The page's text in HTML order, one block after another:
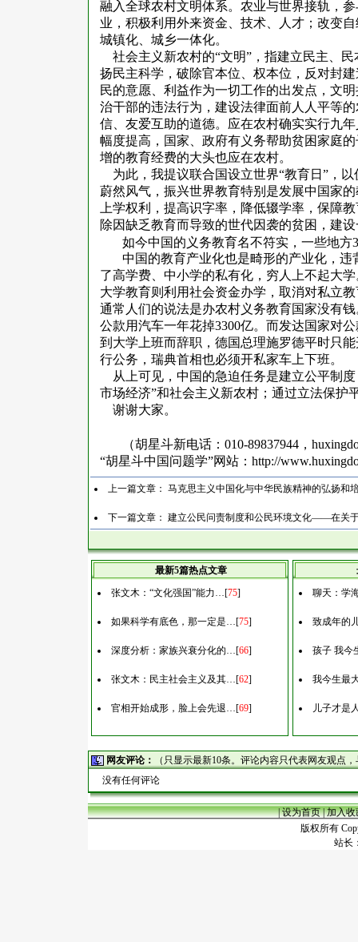
融入全球农村文明体系。农业与世界接轨，
业，积极利用外来资金、技术、人才；改变
城镇化、城乡一体化。
社会主义新农村的“文明”，指建立民主、
扬民主科学，破除官本位、权本位，反对封
民的意愿、利益作为一切工作的出发点，文
治干部的违法行为，建设法律面前人人平等
信、友爱互助的道德。应在农村确实实行九
幅度提高，国家、政府有义务帮助贫困家庭
增的教育经费的大头也应在农村。
为此，我提议联合国设立世界“教育日”，
蔚然风气，振兴世界教育特别是发展中国家
上学权利，提高识字率，降低辍学率，保障
除因缺乏教育而导致的世代因袭的贫困，建
如今中国的义务教育名不符实，一些地方
中国的教育产业化也是畸形的产业化，
了高学费、中小学的私有化，穷人上不起大
大学教育则利用社会资金办学，取消对私立
通常人们的说法是办农村义务教育国家没有
公款用汽车一年花掉3300亿。而发达国家对
到大学上班而辞职，德国总理施罗德平时只
行公务，瑞典首相也必须开私家车上下班。
从上可见，中国的急迫任务是建立公平制
市场经济”和社会主义新农村；通过立法保护
谢谢大家。
（胡星斗新电话： 010-89837944 ，
“胡星斗中国问题学”网站： http://
上一篇文章： 马克思主义中国化与中华民族精神的弘扬和
下一篇文章： 建立公民问责制度和公民环境文化——在关
最新5篇热点文章
张文木：“文化强国”能力…[75]
如果科学有底色，那一定是…[75]
深度分析：家族兴衰分化的…[66]
张文木：民主社会主义及其…[62]
官相开始成形，脸上会先退…[69]
聊天：学
致成年的
孩子 我今
我今生最
儿子才是
网友评论：
（只显示最新10条。评论内容只代表网友观点
没有任何评论
|设为首页|加入收
版权所有
站长